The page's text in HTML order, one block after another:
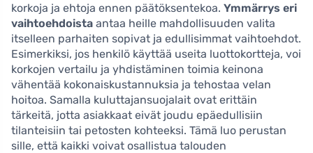
korkoja ja ehtoja ennen päätöksentekoa. Ymmärrys eri
vaihtoehdoista antaa heille mahdollisuuden valita
itselleen parhaiten sopivat ja edullisimmat vaihtoehdot.
Esimerkiksi, jos henkilö käyttää useita luottokortteja, voi
korkojen vertailu ja yhdistäminen toimia keinona
vähentää kokonaiskustannuksia ja tehostaa velan
hoitoa. Samalla kuluttajansuojalait ovat erittäin
tärkeitä, jotta asiakkaat eivät joudu epäedullisiin
tilanteisiin tai petosten kohteeksi. Tämä luo perustan
sille, että kaikki voivat osallistua talouden